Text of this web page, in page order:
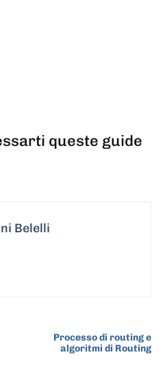
queste guide
Belelli
Processo di routing e
algoritmi di Routing